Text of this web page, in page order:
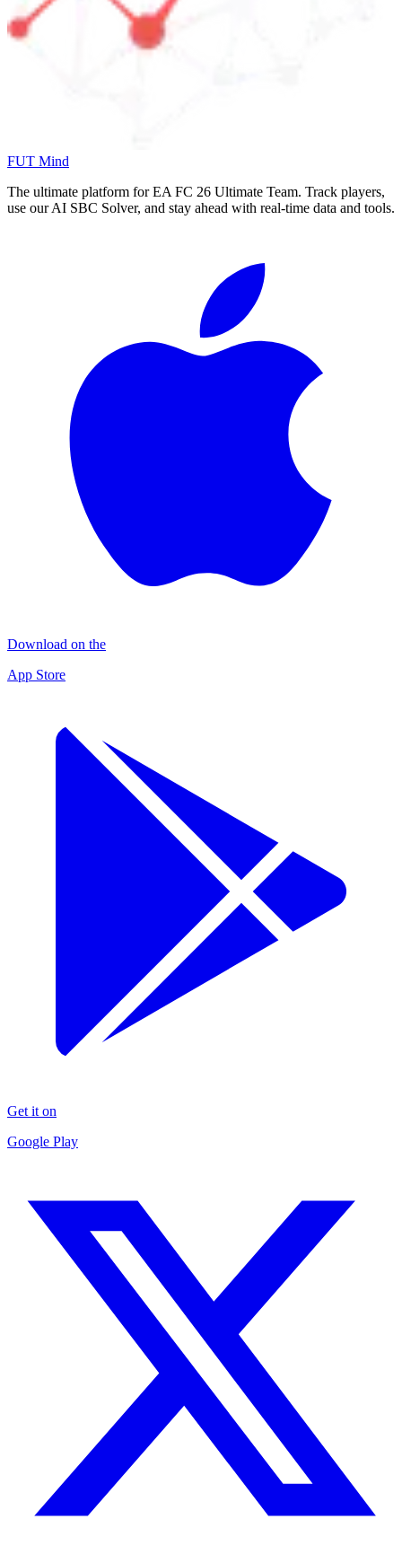
FUT Mind
The ultimate platform for EA FC 26 Ultimate Team. Track players,
use our AI SBC Solver, and stay ahead with real-time data and tools.
Download on the
App Store
Get it on
Google Play